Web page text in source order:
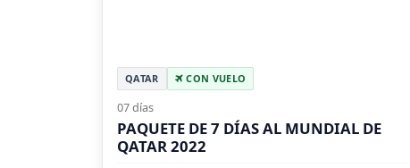
QATAR CON VUELO
07 días
PAQUETE DE 7 DÍAS AL MUNDIAL DE
QATAR 2022